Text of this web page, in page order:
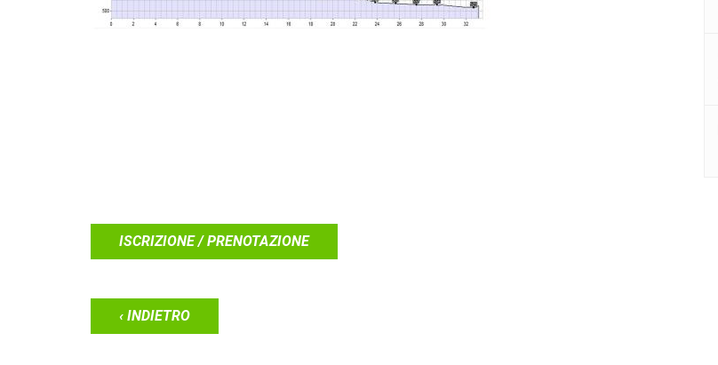
ISCRIZIONE / PRENOTAZIONE
‹ INDIETRO